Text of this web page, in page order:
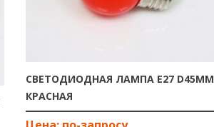
СВЕТОДИОДНАЯ ЛАМПА E27 D45ММ
КРАСНАЯ